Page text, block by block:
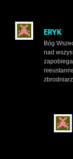
ERYK
Bóg
nad